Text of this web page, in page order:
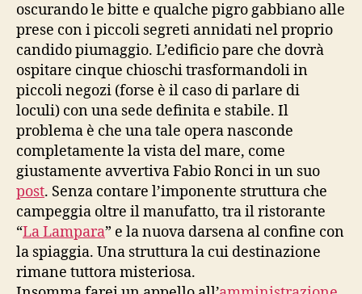
oscurando le bitte e qualche pigro gabbiano alle
prese con i piccoli segreti annidati nel proprio
candido piumaggio. L’edificio pare che dovrà
ospitare cinque chioschi trasformandoli in
piccoli negozi (forse è il caso di parlare di
loculi) con una sede definita e stabile. Il
problema è che una tale opera nasconde
completamente la vista del mare, come
giustamente avvertiva Fabio Ronci in un suo
post. Senza contare l’imponente struttura che
campeggia oltre il manufatto, tra il ristorante
“La Lampara” e la nuova darsena al confine con
la spiaggia. Una struttura la cui destinazione
rimane tuttora misteriosa.